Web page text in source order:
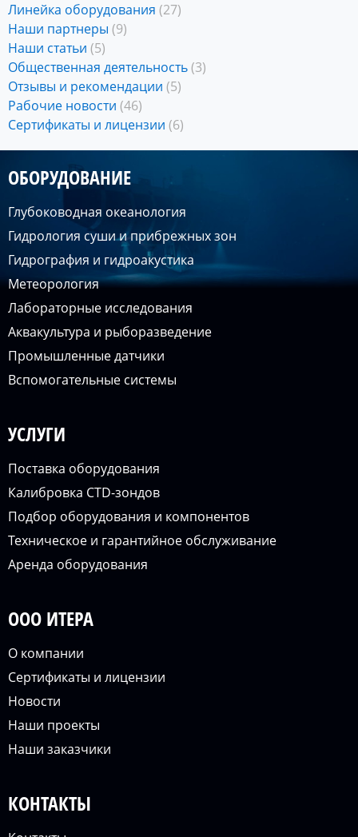
Линейка оборудования (27)
Наши партнеры (9)
Наши статьи (5)
Общественная деятельность(3)
Отзывы и рекомендации (5)
Рабочие новости (46)
Сертификаты и лицензии (6)
ОБОРУДОВАНИЕ
Глубоководная океанология
Гидрология суши и прибрежных зон
Гидрография и гидроакустика
Метеорология
Лабораторные исследования
Аквакультура и рыборазведение
Промышленные датчики
Вспомогательные системы
УСЛУГИ
Поставка оборудования
Калибровка CTD-зондов
Подбор оборудования и компонентов
Техническое и гарантийное обслуживание
Аренда оборудования
ООО ИТЕРА
О компании
Сертификаты и лицензии
Новости
Наши проекты
Наши заказчики
КОНТАКТЫ